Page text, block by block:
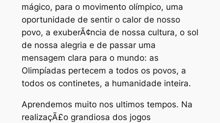
mágico, para o movimento olímpico, uma
oportunidade de sentir o calor de nosso
povo, a exuberÃ¢ncia de nossa cultura, o sol
de nossa alegria e de passar uma
mensagem clara para o mundo: as
Olimpíadas pertecem a todos os povos, a
todos os continetes, a humanidade inteira.
Aprendemos muito nos ultimos tempos. Na
realizaçÃ£o grandiosa dos jogos